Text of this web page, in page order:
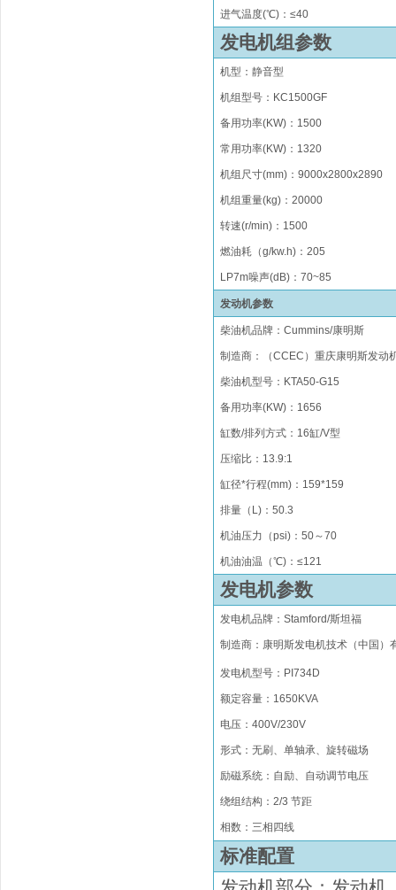
进气温度(℃)：≤40
发电机组参数
机型：静音型
机组型号 ： KC1500GF
备用功率(KW) ： 1500
常用功率(KW) ： 1320
机组尺寸(mm) ：9000x2800x2890
机组重量(kg) ：20000
转速(r/min) ： 1500
燃油耗（g/kw.h) ：205
LP7m噪声(dB)：70~85
发动机参数
柴油机品牌 ：Cummins/康明斯
制造商：（CCEC）重庆康明斯发动
柴油机型号 ： KTA50-G15
备用功率(KW)：1656
缸数/排列方式 ： 16缸/V型
压缩比 ： 13.9:1
缸径*行程(mm) ： 159*159
排量（ L) ：50.3
机油压力（psi)：50～70
机油油温（℃)：≤121
发电机参数
发电机品牌 ：Stamford/斯坦福
制造商：康明斯发电机技术（中国）
发电机型号：PI734D
额定容量：1650KVA
电压：400V/230V
形式 ：无刷 、单轴承、旋转磁场
励磁系统 ： 自励、自动调节电压
绕组结构 ：2/3 节距
相数：三相四线
标准配置